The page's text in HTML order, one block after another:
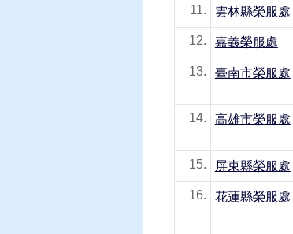
11. 雲林縣榮服處
12. 嘉義榮服處
13. 臺南市榮服處
14. 高雄市榮服處
15. 屏東縣榮服處
16. 花蓮縣榮服處